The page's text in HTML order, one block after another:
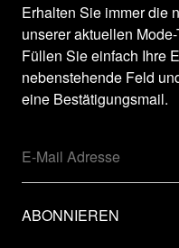
Erhalten Sie immer die
unserer aktuellen
Füllen Sie einfach Ihre
nebenstehende Feld
eine Bestätigungsmail.